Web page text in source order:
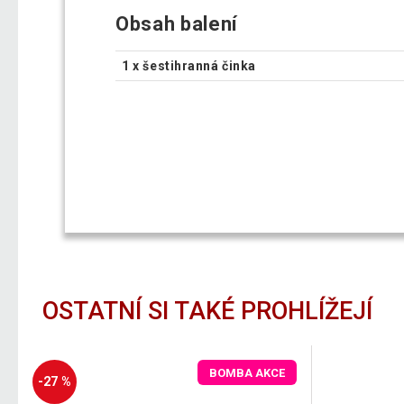
Obsah balení
1 x šestihranná činka
OSTATNÍ SI TAKÉ PROHLÍŽEJÍ
-27 %
BOMBA AKCE